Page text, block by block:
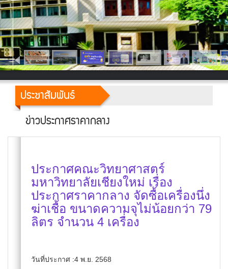
ประชาสัมพันธ์
ข่าวประกาศราคากลาง
ประกาศคณะวิทยาศาสตร์
มหาวิทยาลัยเชียงใหม่ เรื่อง
ประกาศราคากลาง จัดซื้อเครื่องนึ่ง
ฆ่าเชื้อ ขนาดความจุไม่น้อยกว่า 79
ลิตร จำนวน 4 เครื่อง
วันที่ประกาศ :4 พ.ย. 2568